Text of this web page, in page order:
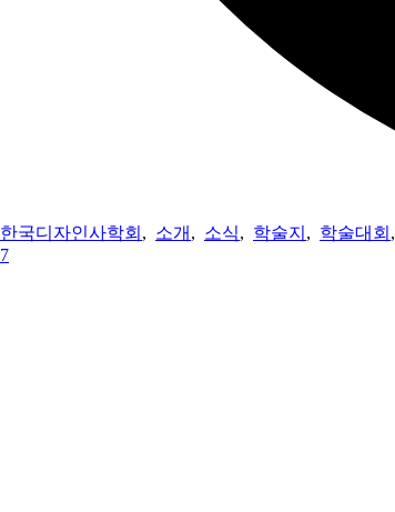
한국디자인사학회 , 소개 , 소식, 학술지 , 학술대회 ,
7